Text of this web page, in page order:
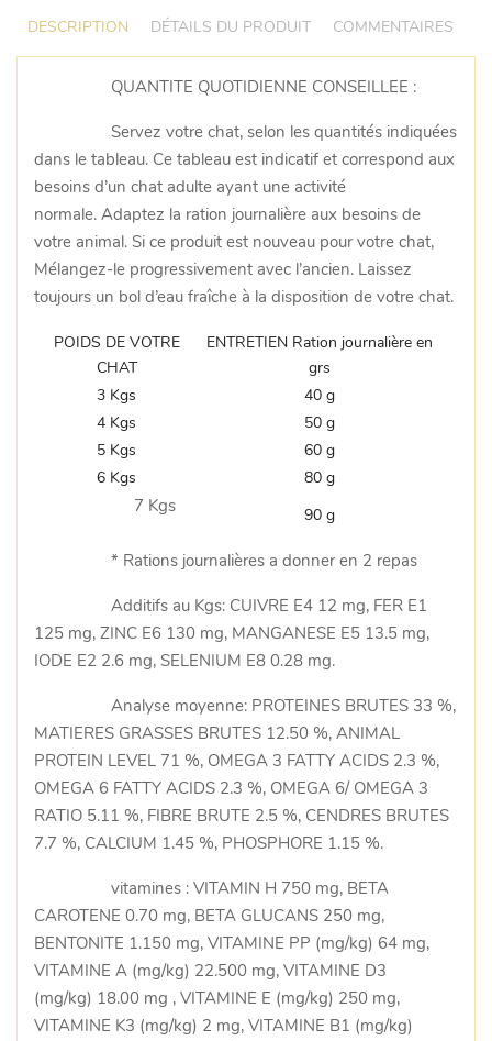
DESCRIPTION DÉTAILS DU PRODUIT COMMENTAIRES
QUANTITE QUOTIDIENNE CONSEILLEE :
Servez votre chat, selon les quantités indiquées
dans le tableau. Ce tableau est indicatif et correspond aux
besoins d’un chat adulte ayant une activité
normale. Adaptez la ration journalière aux besoins de
votre animal. Si ce produit est nouveau pour votre chat,
Mélangez-le progressivement avec l’ancien. Laissez
toujours un bol d’eau fraîche à la disposition de votre chat.
POIDS DE VOTRE
CHAT
ENTRETIEN Ration journalière en
grs
3 Kgs
40 g
4 Kgs
50 g
5 Kgs
60 g
6 Kgs
80 g
7 Kgs 90 g
* Rations journalières a donner en 2 repas
Additifs au Kgs: CUIVRE E4 12 mg, FER E1
125 mg, ZINC E6 130 mg, MANGANESE E5 13.5 mg,
IODE E2 2.6 mg, SELENIUM E8 0.28 mg.
Analyse moyenne: PROTEINES BRUTES 33 %,
MATIERES GRASSES BRUTES 12.50 %, ANIMAL
PROTEIN LEVEL 71 %, OMEGA 3 FATTY ACIDS 2.3 %,
OMEGA 6 FATTY ACIDS 2.3 %, OMEGA 6/ OMEGA 3
RATIO 5.11 %, FIBRE BRUTE 2.5 %, CENDRES BRUTES
7.7 %, CALCIUM 1.45 %, PHOSPHORE 1.15 %.
vitamines : VITAMIN H 750 mg, BETA
CAROTENE 0.70 mg, BETA GLUCANS 250 mg,
BENTONITE 1.150 mg, VITAMINE PP (mg/kg) 64 mg,
VITAMINE A (mg/kg) 22.500 mg, VITAMINE D3
(mg/kg) 18.00 mg , VITAMINE E (mg/kg) 250 mg,
VITAMINE K3 (mg/kg) 2 mg, VITAMINE B1 (mg/kg)